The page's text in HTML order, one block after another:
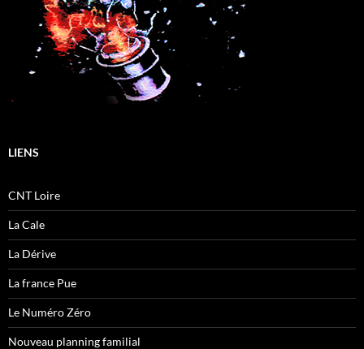
LIENS
CNT Loire
La Cale
La Dérive
La france Pue
Le Numéro Zéro
Nouveau planning familial